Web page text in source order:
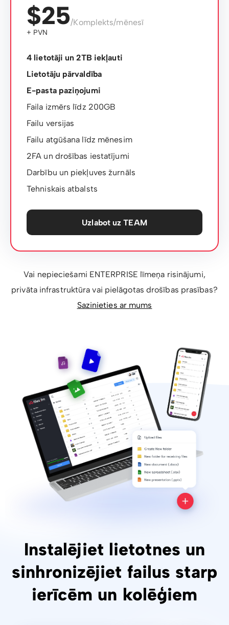
$25/Komplekts/mēnesī
+ PVN
4 lietotāji un 2TB iekļauti
Lietotāju pārvaldība
E-pasta paziņojumi
Faila izmērs līdz 200GB
Failu versijas
Failu atgūšana līdz mēnesim
2FA un drošības iestatījumi
Darbību un piekļuves žurnāls
Tehniskais atbalsts
Uzlabot uz TEAM
Vai nepieciešami ENTERPRISE līmeņa risinājumi,
privāta infrastruktūra vai pielāgotas drošības prasības?
Sazinieties ar mums
Instalējiet lietotnes un
sinhronizējiet failus starp
ierīcēm un kolēģiem